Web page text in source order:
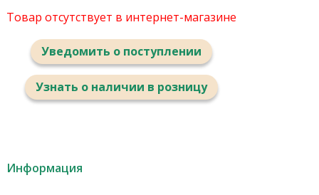
Товар отсутствует в интернет-магазине
Уведомить о поступлении
Узнать о наличии в розницу
Информация